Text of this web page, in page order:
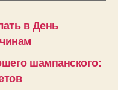
в День
шампанского: